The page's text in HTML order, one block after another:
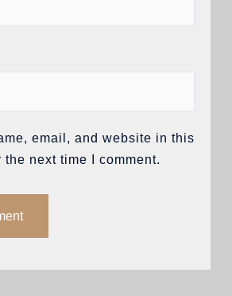
email, and website in this
the next time I comment.